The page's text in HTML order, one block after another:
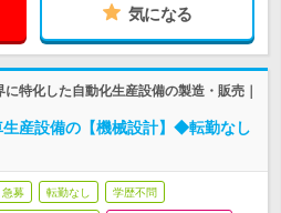
気になる
特化した自動化生産設備の製造・販売｜
生産設備の【機械設計】◆転勤なし
急募 転勤なし 学歴不問